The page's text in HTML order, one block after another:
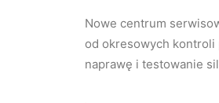
Nowe centrum
od okresowych kontroli
naprawę i testowanie